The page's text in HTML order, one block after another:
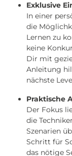
Exklusive
In einer
die
Lernen zu
keine
Dir mit
Anleitung
nächste
Praktische
Der Fokus
die
Szenarien
Schritt für
das nötige